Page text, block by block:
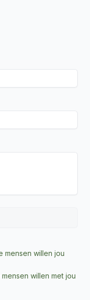
mensen willen jou
willen met jou